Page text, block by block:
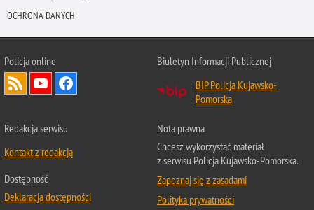
OCHRONA DANYCH
Policja online
Biuletyn Informacji Publicznej
BIP Policja Kujawsko-
Pomorska
Redakcja serwisu
Kontakt z redakcją
Dostępność
Deklaracja dostępności
Nota prawna
Chcesz wykorzystać materiał
z serwisu Policja Kujawsko-Pomorska.
Zapoznaj się z zasadami
Polityka prywatności